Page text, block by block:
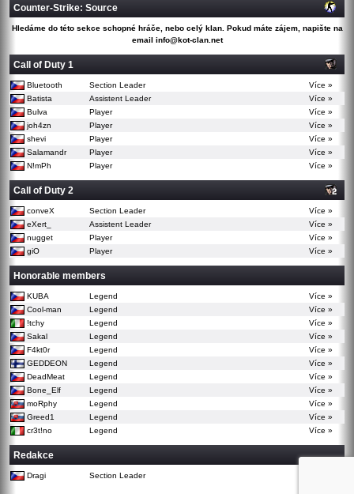
Counter-Strike: Source
Hledáme do této sekce schopné hráče, nebo celý klan. Pokud máte zájem, napište na
email info@kot-clan.net
Call of Duty 1
Bluetooth Section Leader
Více »
Batista
Assistent Leader
Více »
Bulva
Player
Více »
joh4zn
Player
Více »
shevi
Player
Více »
Salamandr
Player
Více »
N!mPh
Player Více »
Call of Duty 2
conveX Section Leader
Více »
eXert_
Assistent Leader
Více »
nugget
Player
Více »
giO
Player Více »
Honorable members
KUBA Legend
Více »
Cool-man
Legend
Více »
!tchy
Legend
Více »
Sakal
Legend
Více »
F4kt0r
Legend
Více »
GEDDEON
Legend
Více »
DeadMeat
Legend
Více »
Bone_Elf
Legend
Více »
moRphy
Legend
Více »
Greed1
Legend
Více »
cr3t!no
Legend Více »
Redakce
Dragi Section Leader